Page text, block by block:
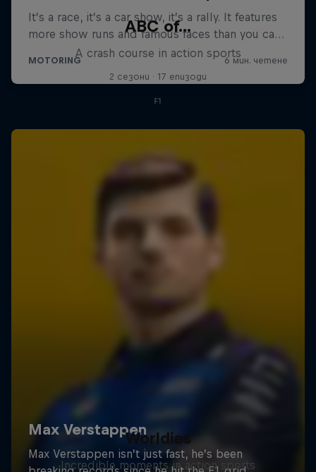
ABC of...
A crash course in action sports
2 сезони · 17 епизоди
F1
Worldies
Incredible moments in action sports